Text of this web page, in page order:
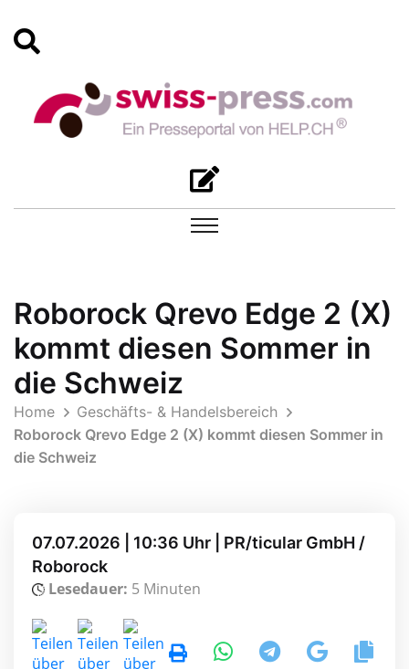
Roborock Qrevo Edge 2 (X)
kommt diesen Sommer in
die Schweiz
Home
Geschäfts- & Handelsbereich
Roborock Qrevo Edge 2 (X) kommt diesen Sommer in
die Schweiz
07.07.2026 | 10:36 Uhr | PR/ticular GmbH /
Roborock
Lesedauer: 5 Minuten